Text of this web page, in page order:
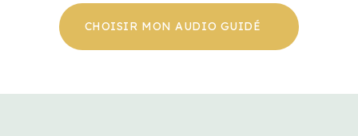
CHOISIR MON AUDIO GUIDÉ